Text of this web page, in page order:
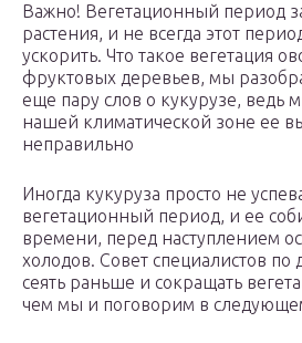
Важно! Вегетационный период
растения, и не всегда этот
ускорить. Что такое вегетация
фруктовых деревьев, мы
еще пару слов о кукурузе, ведь
нашей климатической зоне ее
неправильно
Иногда кукуруза просто не
вегетационный период, и ее
времени, перед наступлением
холодов. Совет специалистов по
сеять раньше и сокращать
чем мы и поговорим в